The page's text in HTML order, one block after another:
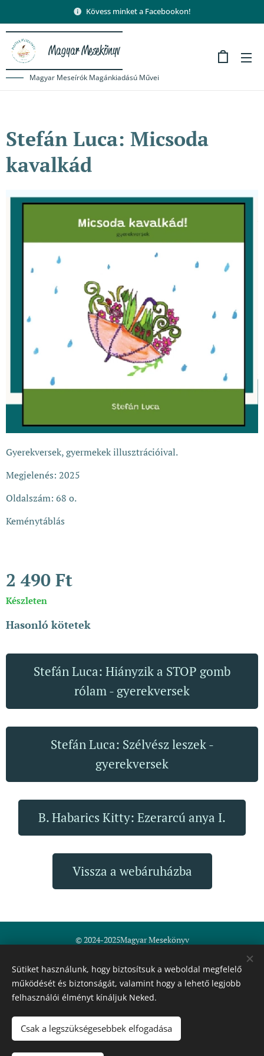
Kövess minket a Facebookon!
Magyar Mesekönyv
Magyar Meseírók Magánkiadású Művei
Stefán Luca: Micsoda
kavalkád
Gyerekversek, gyermekek illusztrációival.
Megjelenés: 2025
Oldalszám: 68 o.
Keménytáblás
2 490 Ft
Készleten
Hasonló kötetek
Stefán Luca: Hiányzik a STOP gomb
rólam - gyerekversek
Stefán Luca: Szélvész leszek -
gyerekversek
B. Habarics Kitty: Ezerarcú anya I.
Vissza a webáruházba
© 2024-2025Magyar Mesekönyv
Általános szerződési feltételek
Minden jog fenntartva
magyarmesekonyv@gmail.com
+36 30 562 7665
Sütiket használunk, hogy biztosítsuk a weboldal megfelelő
működését és biztonságát, valamint hogy a lehető legjobb
felhasználói élményt kínáljuk Neked.
Csak a legszükségesebbek elfogadása